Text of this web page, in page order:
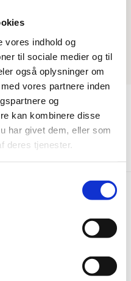
vores indhold og
til sociale medier og til
også oplysninger om
vores partnere inden
og
kan kombinere disse
har givet dem, eller som
deres tjenester.
Hurtig levering
Bestil inden kl. 15.00 – vi
varen er på lager.